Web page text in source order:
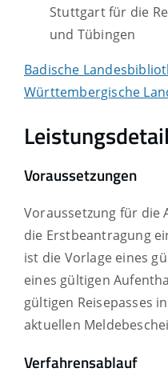
Stuttgart für die
und Tübingen
Badische
Württembergische
Voraussetzungen
Voraussetzung für die
die Erstbeantragung
ist die Vorlage eines
eines gültigen
gültigen Reisepasses
aktuellen
Verfahrensablauf